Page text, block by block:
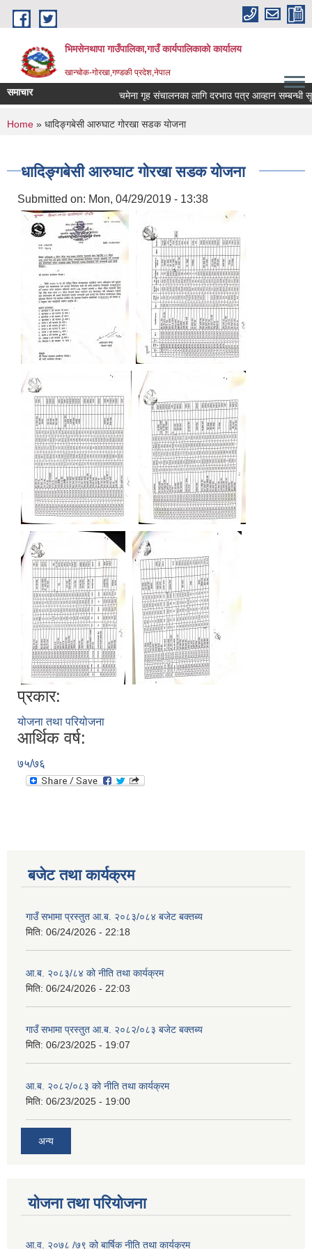
Skip to main content
भिमसेनथापा गाउँपालिका,गाउँ कार्यपालिकाकाे कार्यालय
खान्चोक-गाेरखा,गण्डकी प्रदेश,नेपाल
समाचार चमेना गृह संचालनका लागि दरभाउ पत्र आव्हान सम्बन्धी
You are here
Home » धादिङ्गबेसी आरुघाट गोरखा सडक योजना
धादिङ्गबेसी आरुघाट गोरखा सडक योजना
Submitted on: Mon, 04/29/2019 - 13:38
प्रकार:
योजना तथा परियोजना
आर्थिक वर्ष:
७५/७६
बजेट तथा कार्यक्रम
गाउँ सभामा प्रस्तुत आ.ब. २०८३/०८४ बजेट बक्तब्य
मिति: 06/24/2026 - 22:18
आ.ब. २०८३/८४ को नीति तथा कार्यक्रम
मिति: 06/24/2026 - 22:03
गाउँ सभामा प्रस्तुत आ.ब. २०८२/०८३ बजेट बक्तब्य
मिति: 06/23/2025 - 19:07
आ.ब. २०८२/०८३ को नीति तथा कार्यक्रम
मिति: 06/23/2025 - 19:00
अन्य
योजना तथा परियोजना
आ.व. २०७८ /७९ को बार्षिक नीति तथा कार्यक्रम